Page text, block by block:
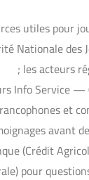
utiles pour
Nationale des
les acteurs
Info Service —
et
avant
(Crédit
pour